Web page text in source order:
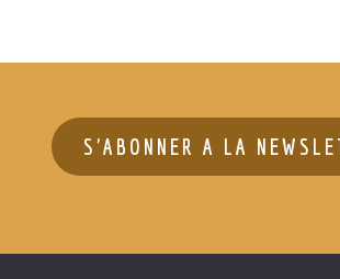
S'ABONNER A LA